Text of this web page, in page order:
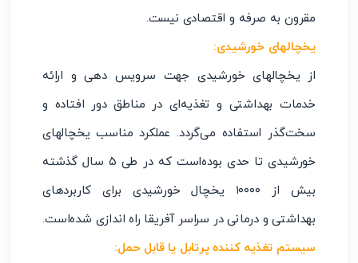
مقرون به صرفه و اقتصادی نیست.
یخچالهای خورشیدی:
از یخچالهای خورشیدی جهت سرویس دهی و ارائه
خدمات بهداشتی و تغذیه‌ای در مناطق دور افتاده و
سخت‌گذر استفاده می‌گردد. عملکرد مناسب یخچالهای
خورشیدی تا حدی بوده‌است که در طی ۵ سال گذشته
بیش از ۱۰۰۰۰ یخچال خورشیدی برای کاربردهای
بهداشتی و درمانی در سراسر آفریقا راه اندازی شده‌است.
سیستم تغذیه کننده پرتابل یا قابل حمل: